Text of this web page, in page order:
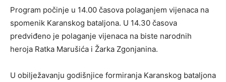
Program počinje u 14.00 časova polaganjem vijenaca na
spomenik Karanskog bataljona. U 14.30 časova
predviđeno je polaganje vijenaca na biste narodnih
heroja Ratka Marušića i Žarka Zgonjanina.
U obilježavanju godišnjice formiranja Karanskog bataljona